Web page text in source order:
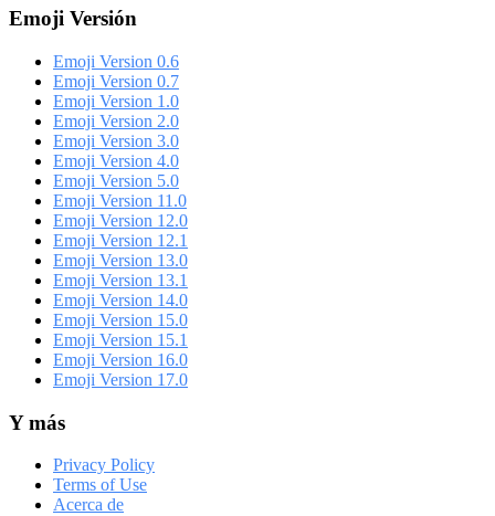
Emoji Versión
Emoji Version 0.6
Emoji Version 0.7
Emoji Version 1.0
Emoji Version 2.0
Emoji Version 3.0
Emoji Version 4.0
Emoji Version 5.0
Emoji Version 11.0
Emoji Version 12.0
Emoji Version 12.1
Emoji Version 13.0
Emoji Version 13.1
Emoji Version 14.0
Emoji Version 15.0
Emoji Version 15.1
Emoji Version 16.0
Emoji Version 17.0
Y más
Privacy Policy
Terms of Use
Acerca de